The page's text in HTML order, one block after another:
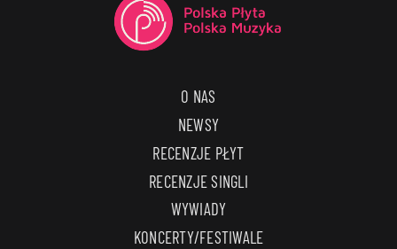
O NAS
NEWSY
RECENZJE PŁYT
RECENZJE SINGLI
WYWIADY
KONCERTY/FESTIWALE